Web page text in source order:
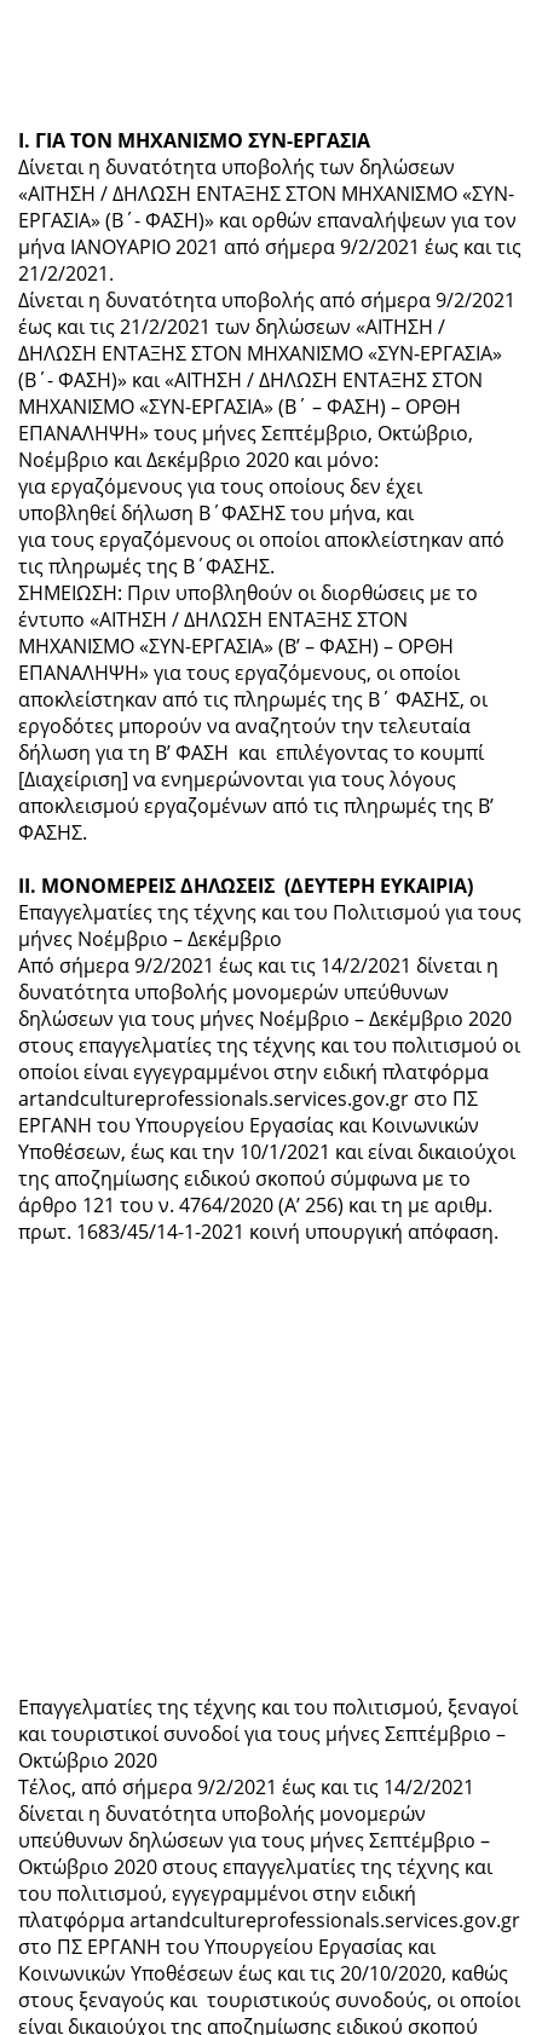
Ι. ΓΙΑ ΤΟΝ ΜΗΧΑΝΙΣΜΟ ΣΥΝ-ΕΡΓΑΣΙΑ
Δίνεται η δυνατότητα υποβολής των δηλώσεων
«ΑΙΤΗΣΗ / ΔΗΛΩΣΗ ΕΝΤΑΞΗΣ ΣΤΟΝ ΜΗΧΑΝΙΣΜΟ «ΣΥΝ-
ΕΡΓΑΣΙΑ» (Β΄- ΦΑΣΗ)» και ορθών επαναλήψεων για τον
μήνα ΙΑΝΟΥΑΡΙΟ 2021 από σήμερα 9/2/2021 έως και τις
21/2/2021.
Δίνεται η δυνατότητα υποβολής από σήμερα 9/2/2021
έως και τις 21/2/2021 των δηλώσεων «ΑΙΤΗΣΗ /
ΔΗΛΩΣΗ ΕΝΤΑΞΗΣ ΣΤΟΝ ΜΗΧΑΝΙΣΜΟ «ΣΥΝ-ΕΡΓΑΣΙΑ»
(Β΄- ΦΑΣΗ)» και «ΑΙΤΗΣΗ / ΔΗΛΩΣΗ ΕΝΤΑΞΗΣ ΣΤΟΝ
ΜΗΧΑΝΙΣΜΟ «ΣΥΝ-ΕΡΓΑΣΙΑ» (Β΄ – ΦΑΣΗ) – ΟΡΘΗ
ΕΠΑΝΑΛΗΨΗ» τους μήνες Σεπτέμβριο, Οκτώβριο,
Νοέμβριο και Δεκέμβριο 2020 και μόνο:
για εργαζόμενους για τους οποίους δεν έχει
υποβληθεί δήλωση Β΄ΦΑΣΗΣ του μήνα, και
για τους εργαζόμενους οι οποίοι αποκλείστηκαν από
τις πληρωμές της Β΄ΦΑΣΗΣ.
ΣΗΜΕΙΩΣΗ: Πριν υποβληθούν οι διορθώσεις με το
έντυπο «ΑΙΤΗΣΗ / ΔΗΛΩΣΗ ΕΝΤΑΞΗΣ ΣΤΟΝ
ΜΗΧΑΝΙΣΜΟ «ΣΥΝ-ΕΡΓΑΣΙΑ» (Β’ – ΦΑΣΗ) – ΟΡΘΗ
ΕΠΑΝΑΛΗΨΗ» για τους εργαζόμενους, οι οποίοι
αποκλείστηκαν από τις πληρωμές της Β΄ ΦΑΣΗΣ, οι
εργοδότες μπορούν να αναζητούν την τελευταία
δήλωση για τη Β’ ΦΑΣΗ και επιλέγοντας το κουμπί
[Διαχείριση] να ενημερώνονται για τους λόγους
αποκλεισμού εργαζομένων από τις πληρωμές της Β’
ΦΑΣΗΣ.
ΙΙ. ΜΟΝΟΜΕΡΕΙΣ ΔΗΛΩΣΕΙΣ (ΔΕΥΤΕΡΗ ΕΥΚΑΙΡΙΑ)
Επαγγελματίες της τέχνης και του Πολιτισμού για τους
μήνες Νοέμβριο – Δεκέμβριο
Από σήμερα 9/2/2021 έως και τις 14/2/2021 δίνεται η
δυνατότητα υποβολής μονομερών υπεύθυνων
δηλώσεων για τους μήνες Νοέμβριο – Δεκέμβριο 2020
στους επαγγελματίες της τέχνης και του πολιτισμού οι
οποίοι είναι εγγεγραμμένοι στην ειδική πλατφόρμα
artandcultureprofessionals.services.gov.gr στο ΠΣ
ΕΡΓΑΝΗ του Υπουργείου Εργασίας και Κοινωνικών
Υποθέσεων, έως και την 10/1/2021 και είναι δικαιούχοι
της αποζημίωσης ειδικού σκοπού σύμφωνα με το
άρθρο 121 του ν. 4764/2020 (Α’ 256) και τη με αριθμ.
πρωτ. 1683/45/14-1-2021 κοινή υπουργική απόφαση.
Επαγγελματίες της τέχνης και του πολιτισμού, ξεναγοί
και τουριστικοί συνοδοί για τους μήνες Σεπτέμβριο –
Οκτώβριο 2020
Τέλος, από σήμερα 9/2/2021 έως και τις 14/2/2021
δίνεται η δυνατότητα υποβολής μονομερών
υπεύθυνων δηλώσεων για τους μήνες Σεπτέμβριο –
Οκτώβριο 2020 στους επαγγελματίες της τέχνης και
του πολιτισμού, εγγεγραμμένοι στην ειδική
πλατφόρμα artandcultureprofessionals.services.gov.gr
στο ΠΣ ΕΡΓΑΝΗ του Υπουργείου Εργασίας και
Κοινωνικών Υποθέσεων έως και τις 20/10/2020, καθώς
στους ξεναγούς και τουριστικούς συνοδούς, οι οποίοι
είναι δικαιούχοι της αποζημίωσης ειδικού σκοπού